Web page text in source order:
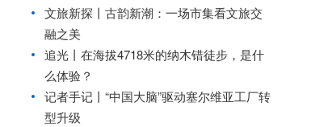
文旅新探丨古韵新潮：一场市集看文旅交
融之美
追光丨 在海拔4718米的纳木错徒步，是什
么体验？
记者手记丨“中国大脑”驱动塞尔维亚工厂转
型升级